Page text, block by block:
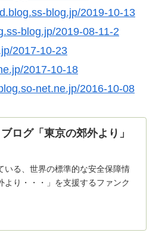
blog.jp/2019-10-13
blog.jp/2019-08-11-2
2017-10-23
2017-10-18
net.ne.jp/2016-10-08
ログ「東京の郊外より」
いる、世界の標準的な安全保障情
り・・・」を支援するファンク